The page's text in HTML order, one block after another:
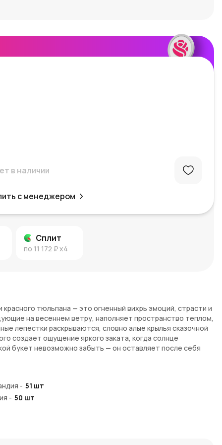
в наличии
с менеджером
Сплит
по 11 172 ₽x4
красного тюльпана — это огненный вихрь эмоций, страсти и
на весеннем ветру, наполняет пространство теплом,
лепестки раскрываются, словно алые крылья сказочной
создает ощущение яркого заката, когда солнце
букет невозможно забыть — он оставляет после себя
оттенки тюльпанов создают эффект живого
раскрываются в роскошные цветочные шары,
- 51 шт
- 50 шт